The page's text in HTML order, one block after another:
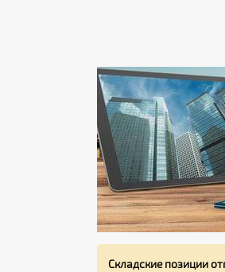
Складские позиции